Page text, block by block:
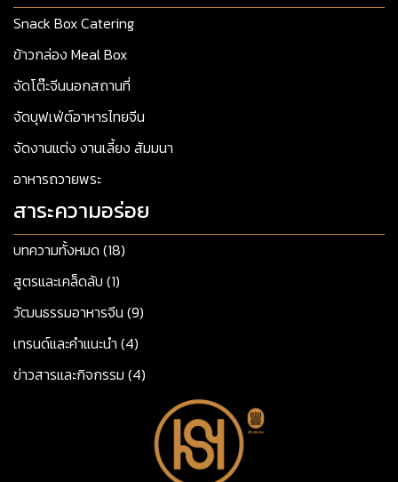
Snack Box Catering
ข้าวกล่อง Meal Box
จัดโต๊ะจีนนอกสถานที่
จัดบุฟเฟ่ต์อาหารไทยจีน
จัดงานแต่ง งานเลี้ยง สัมมนา
อาหารถวายพระ
สาระความอร่อย
บทความทั้งหมด (18)
สูตรและเคล็ดลับ (1)
วัฒนธรรมอาหารจีน (9)
เทรนด์และคำแนะนำ (4)
ข่าวสารและกิจกรรม (4)